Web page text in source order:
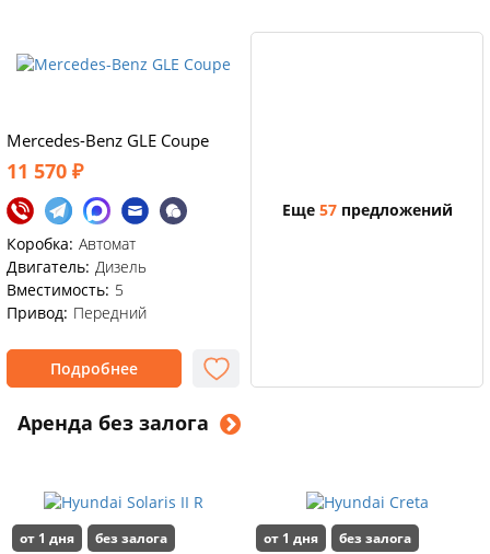
Mercedes-Benz GLE Coupe
11 570 ₽
Коробка: Автомат
Двигатель: Дизель
Вместимость: 5
Привод: Передний
Подробнее
Еще 57предложений
Аренда без залога
от 1 дня без залога от 1 дня без залога